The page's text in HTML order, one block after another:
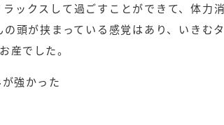
ックスして過ごすことができて、体力消
頭が挟まっている感覚はあり、いきむタ
産でした。
強かった